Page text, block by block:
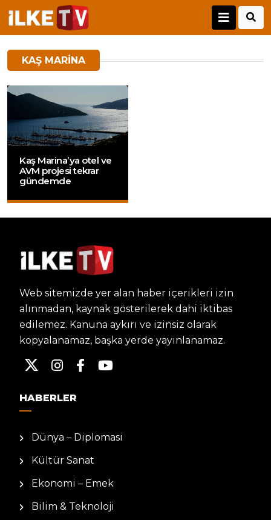
KAŞ MARINA
Kaş Marina’ya otel ve
AVM projesi tekrar
gündemde
Web sitemizde yer alan haber içerikleri izin
alınmadan, kaynak gösterilerek dahi iktibas
edilemez. Kanuna aykırı ve izinsiz olarak
kopyalanamaz, başka yerde yayınlanamaz.
HABERLER
Dünya – Diplomasi
Kültür Sanat
Ekonomi – Emek
Bilim & Teknoloji